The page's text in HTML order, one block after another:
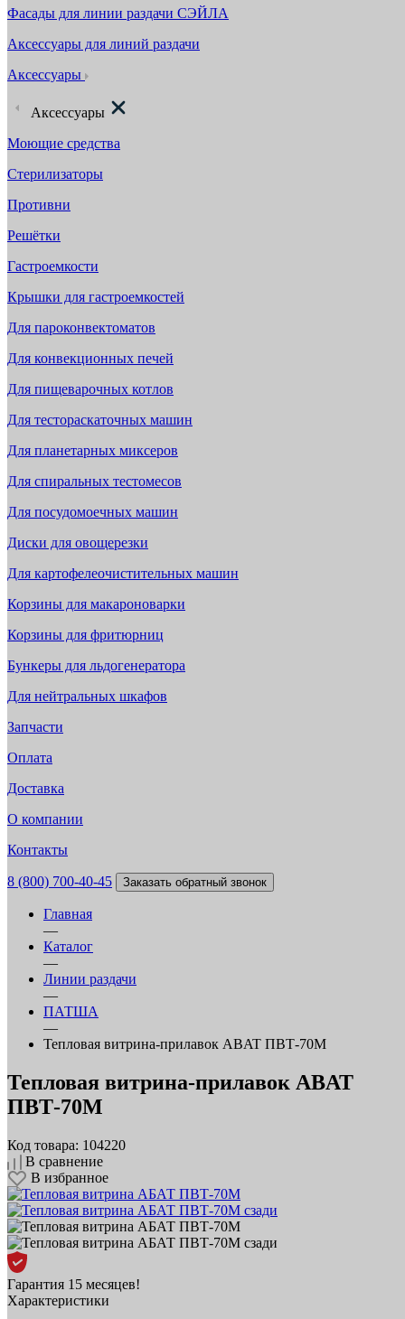
Фасады для линии раздачи СЭЙЛА
Аксессуары для линий раздачи
Аксессуары
Аксессуары
Моющие средства
Стерилизаторы
Противни
Решётки
Гастроемкости
Крышки для гастроемкостей
Для пароконвектоматов
Для конвекционных печей
Для пищеварочных котлов
Для тестораскаточных машин
Для планетарных миксеров
Для спиральных тестомесов
Для посудомоечных машин
Диски для овощерезки
Для картофелеочистительных машин
Корзины для макароноварки
Корзины для фритюрниц
Бункеры для льдогенератора
Для нейтральных шкафов
Запчасти
Оплата
Доставка
О компании
Контакты
8 (800) 700-40-45 Заказать обратный звонок
Главная
—
Каталог
—
Линии раздачи
—
ПАТША
—
Тепловая витрина‑прилавок ABAT ПВТ‑70М
Тепловая витрина‑прилавок ABAT
ПВТ‑70М
Код товара: 104220
В сравнение
В избранное
Гарантия 15 месяцев!
Характеристики